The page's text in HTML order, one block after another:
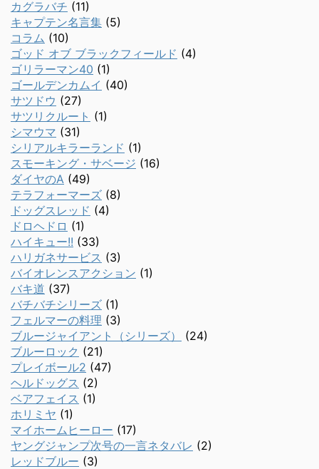
カグラバチ (11)
キャプテン名言集 (5)
コラム (10)
ゴッド オブ ブラックフィールド (4)
ゴリラーマン40 (1)
ゴールデンカムイ (40)
サツドウ (27)
サツリクルート (1)
シマウマ (31)
シリアルキラーランド (1)
スモーキング・サベージ (16)
ダイヤのA (49)
テラフォーマーズ (8)
ドッグスレッド (4)
ドロヘドロ (1)
ハイキュー!! (33)
ハリガネサービス (3)
バイオレンスアクション (1)
バキ道 (37)
バチバチシリーズ (1)
フェルマーの料理 (3)
ブルージャイアント（シリーズ）
(24)
ブルーロック (21)
プレイボール2 (47)
ヘルドッグス (2)
ベアフェイス (1)
ホリミヤ (1)
マイホームヒーロー (17)
ヤングジャンプ次号の一言ネタバレ (2)
レッドブルー (3)